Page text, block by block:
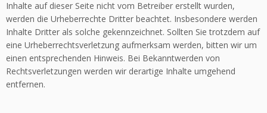
Inhalte auf dieser Seite nicht vom Betreiber erstellt wurden,
werden die Urheberrechte Dritter beachtet. Insbesondere werden
Inhalte Dritter als solche gekennzeichnet. Sollten Sie trotzdem auf
eine Urheberrechtsverletzung aufmerksam werden, bitten wir um
einen entsprechenden Hinweis. Bei Bekanntwerden von
Rechtsverletzungen werden wir derartige Inhalte umgehend
entfernen.